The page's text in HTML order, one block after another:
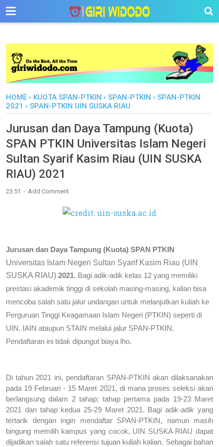
-->
HOME › KUOTA SPAN-PTKIN › SPAN-PTKIN › SPAN-PTKIN
2021 › SPAN-PTKIN UIN SUSKA RIAU
Jurusan dan Daya Tampung (Kuota)
SPAN PTKIN Universitas Islam Negeri
Sultan Syarif Kasim Riau (UIN SUSKA
RIAU) 2021
23.51 Add Comment
Universitas Islam Negeri Sultan Syarif Kasim Riau (UIN
SUSKA RIAU) 2021. Bagi adik-adik kelas 12 yang memiliki
prestasi akademik tinggi di sekolah masing-masing, kalian bisa
mencoba salah satu jalur undangan untuk melanjutkan kuliah ke
Perguruan Tinggi Keagamaan Islam Negeri (PTKIN) seperti di
UIN, IAIN ataupun STAIN melalui jalur SPAN-PTKIN.
Pendaftaran ini tidak dipungut biaya lho.
Di tahun 2021 ini, pendaftaran SPAN-PTKIN akan dilaksanakan
pada 19 Februari - 15 Maret 2021, di mana proses seleksi akan
berlangsung dalam 2 tahap; tahap pertama pada 19-23 Maret
2021 dan tahap kedua 25-29 Maret 2021. Bagi adik-adik yang
tertarik dengan ingin mendaftar SPAN-PTKIN, namun masih
bingung memilih kampus yang cocok, UIN SUSKA RIAU dapat
dijadikan salah satu referensi tujuan kuliah kalian. Sebagai bahan